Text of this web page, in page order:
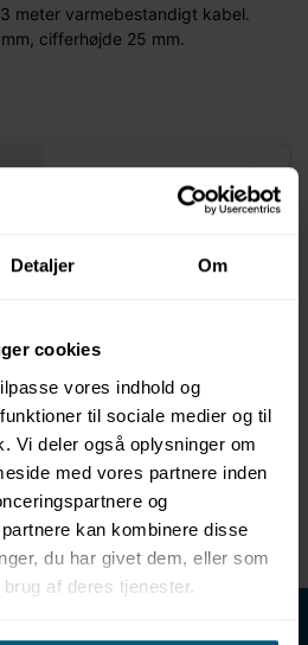
Detaljer Om
cookies
vores indhold og
til sociale medier og til
Vi deler også oplysninger om
med vores partnere inden
og
kan kombinere disse
du har givet dem, eller som
af deres tjenester.
meter varmebestandigt kabel.
cifferhøjde 25 mm.
Specifikationer
hygrometer
0-125 grader Celsius
kabel
x 60 mm